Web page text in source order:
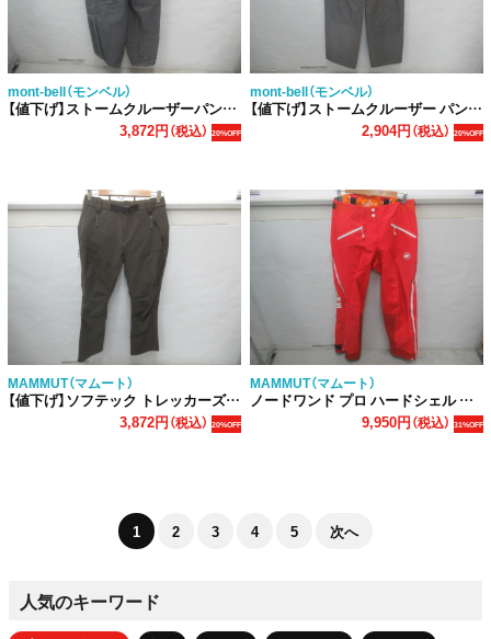
mont-bell（モンベル）
【値下げ】ストームクルーザーパンツ レディース
3,872円（税込） 20%OFF
mont-bell（モンベル）
【値下げ】ストームクルーザー パンツ レディース
2,904円（税込） 20%OFF
MAMMUT（マムート）
【値下げ】ソフテック トレッカーズ アドバンスド パンツ レディース
3,872円（税込） 20%OFF
MAMMUT（マムート）
ノードワンド プロ ハードシェル パンツ ウィメンズ
9,950円（税込） 31%OFF
1 2 3 4 5 次へ
人気のキーワード